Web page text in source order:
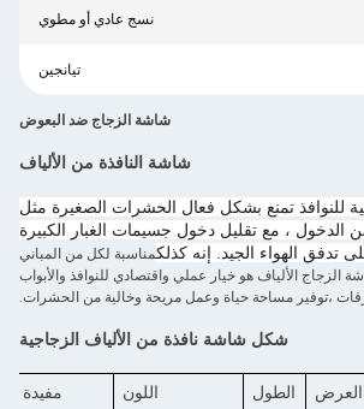
نسج عادي أو مطوي
تيانجين
شاشة الزجاج ضد البعوض
شاشة النافذة من الألياف
للنوافذ تمنع بشكل فعال الحشرات الصغيرة مثل
الدخول ، مع تقليل دخول جسيمات الغبار الكبيرة
تدفق الهواء الجيد. إنه كذلكمناسبة لكل من المباني
الزجاج الألياف هو خيار عملي واقتصادي للنوافذ والأبواب
،توفير مساحة حياة وعمل مريحة وخالية من الحشرات.
شكل شاشة نافذة من الألياف الزجاجية
العرض الطول اللون مفيدة